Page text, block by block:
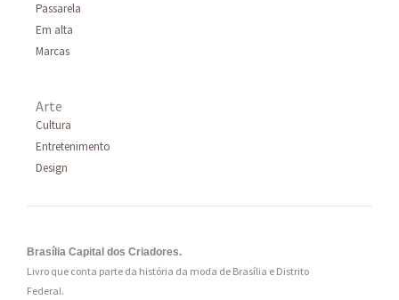
Passarela
Em alta
Marcas
Arte
Cultura
Entretenimento
Design
Brasília Capital dos Criadores.
Livro que conta parte da história da moda de Brasília e Distrito
Federal.